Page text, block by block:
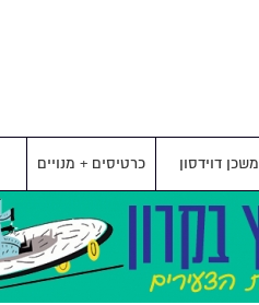
משכן דוידסון כרטיסים + מנויים